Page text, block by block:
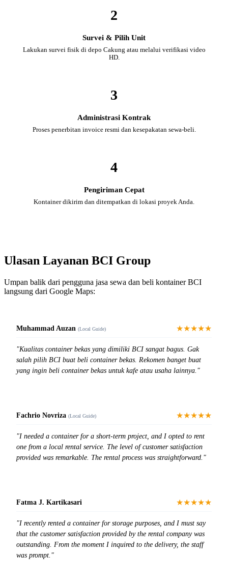
2
Survei & Pilih Unit
Lakukan survei fisik di depo Cakung atau melalui verifikasi video
HD.
3
Administrasi Kontrak
Proses penerbitan invoice resmi dan kesepakatan sewa-beli.
4
Pengiriman Cepat
Kontainer dikirim dan ditempatkan di lokasi proyek Anda.
Ulasan Layanan BCI Group
Umpan balik dari pengguna jasa sewa dan beli kontainer BCI
langsung dari Google Maps:
Muhammad Auzan (Local Guide) ★★★★★
"Kualitas container bekas yang dimiliki BCI sangat bagus. Gak
salah pilih BCI buat beli container bekas. Rekomen banget buat
yang ingin beli container bekas untuk kafe atau usaha lainnya."
Fachrio Novriza (Local Guide) ★★★★★
"I needed a container for a short-term project, and I opted to rent
one from a local rental service. The level of customer satisfaction
provided was remarkable. The rental process was straightforward."
Fatma J. Kartikasari ★★★★★
"I recently rented a container for storage purposes, and I must say
that the customer satisfaction provided by the rental company was
outstanding. From the moment I inquired to the delivery, the staff
was prompt."